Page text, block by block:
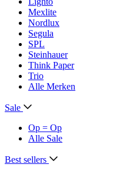
Mexlite
Nordlux
Segula
SPL
Steinhauer
Think Paper
Trio
Alle Merken
Sale
Op = Op
Alle Sale
Best sellers